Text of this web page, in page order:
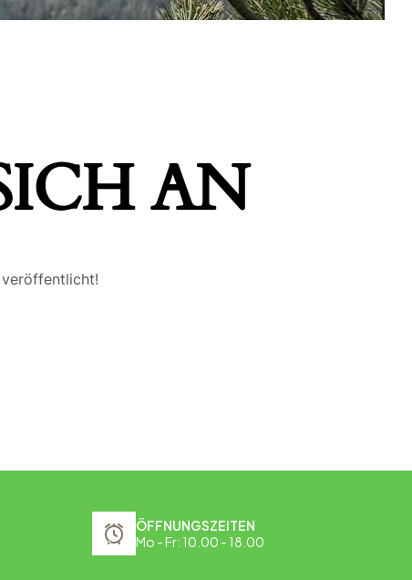
AN
ÖFFNUNGSZEITEN
Mo - Fr: 10.00 - 18.00